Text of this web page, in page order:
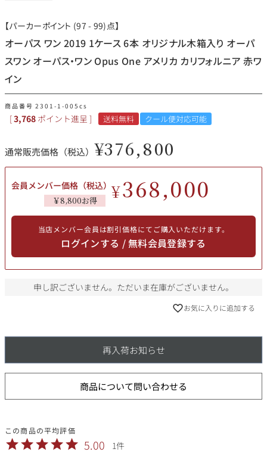
サロン ルイ・ロデレール
オーパス・ワン
スクリーミング・
アメリカ
その他
イタリア
500,000円〜
お問い合わせ
【パーカーポイント (97 - 99)点】
オーパス ワン 2019 1ケース 6本 オリジナル木箱入り オーパ
スワン オーパス・ワン Opus One アメリカ カリフォルニア 赤ワ
イン
商品番号 2301-1-005cs
[3,768 ポイント進呈 ] 送料無料 クール便対応可能
通常販売価格（税込） ¥376,800
会員メンバー価格（税込）
￥8,800お得 ¥368,000
当店メンバー会員は割引価格にてご購入いただけます。
ログインする / 無料会員登録する
申し訳ございません。ただいま在庫がございません。
お気に入りに追加する
再入荷お知らせ
商品について問い合わせる
5.00 1